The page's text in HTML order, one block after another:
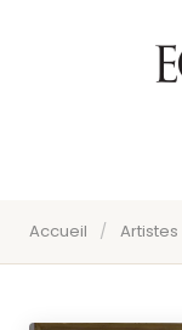
Accueil / Artistes